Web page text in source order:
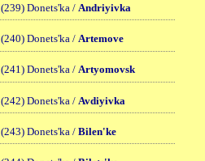
(239) Donets'ka / Andriyivka
(240) Donets'ka / Artemove
(241) Donets'ka / Artyomovsk
(242) Donets'ka / Avdiyivka
(243) Donets'ka / Bilen'ke